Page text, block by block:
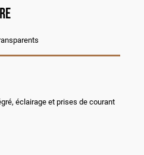
éclairage et prises de courant